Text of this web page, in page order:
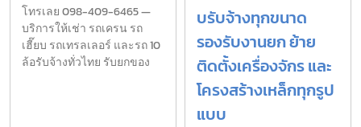
โทรเลย 098-409-6465 —
บริการให้เช่า รถเครน รถ
เฮี๊ยบ รถเทรลเลอร์ และรถ 10
ล้อรับจ้างทั่วไทย รับยกของ
บรับจ้างทุกขนาด
รองรับงานยก ย้าย
ติดตั้งเครื่องจักร และ
โครงสร้างเหล็กทุกรูป
แบบ